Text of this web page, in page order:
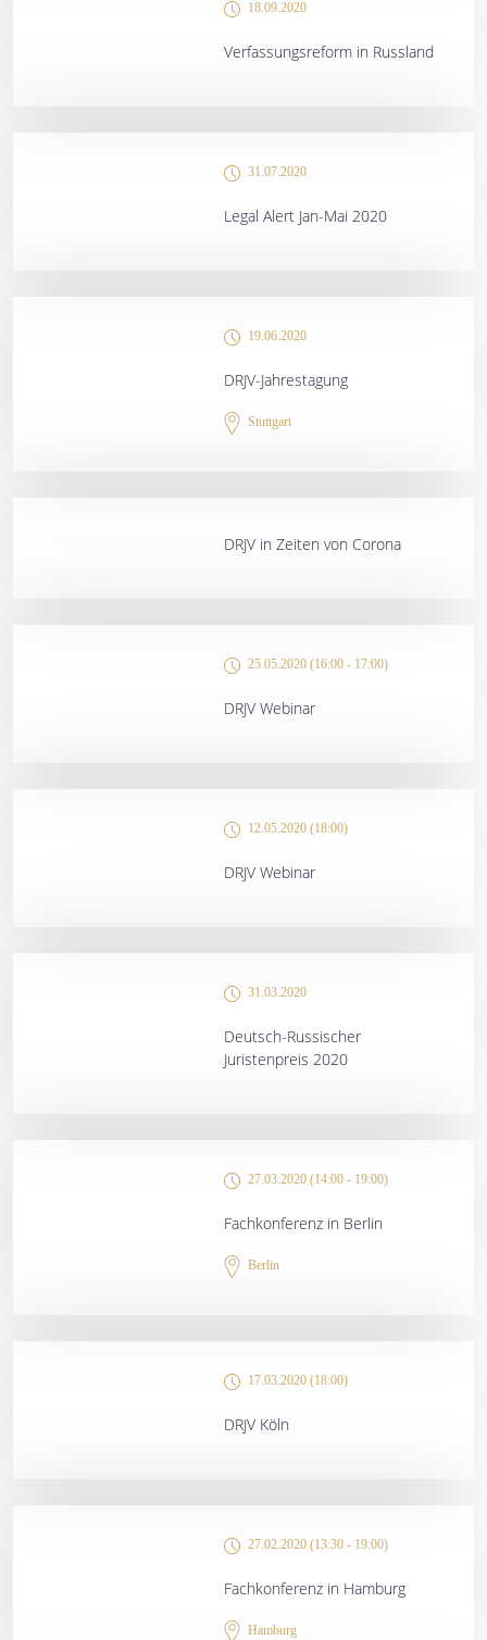
18.09.2020
Verfassungsreform in Russland
31.07.2020
Legal Alert Jan-Mai 2020
19.06.2020
DRJV-Jahrestagung
Stuttgart
DRJV in Zeiten von Corona
25.05.2020 (16:00 - 17:00)
DRJV Webinar
12.05.2020 (18:00)
DRJV Webinar
31.03.2020
Deutsch-Russischer
Juristenpreis 2020
27.03.2020 (14:00 - 19:00)
Fachkonferenz in Berlin
Berlin
17.03.2020 (18:00)
DRJV Köln
27.02.2020 (13:30 - 19:00)
Fachkonferenz in Hamburg
Hamburg